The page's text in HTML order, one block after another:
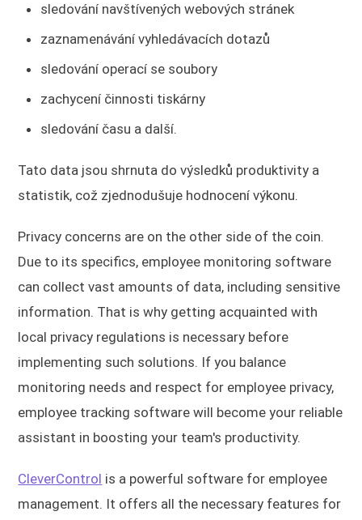
sledování navštívených webových stránek
zaznamenávání vyhledávacích dotazů
sledování operací se soubory
zachycení činnosti tiskárny
sledování času a další.
Tato data jsou shrnuta do výsledků produktivity a
statistik, což zjednodušuje hodnocení výkonu.
Privacy concerns are on the other side of the coin.
Due to its specifics, employee monitoring software
can collect vast amounts of data, including sensitive
information. That is why getting acquainted with
local privacy regulations is necessary before
implementing such solutions. If you balance
monitoring needs and respect for employee privacy,
employee tracking software will become your reliable
assistant in boosting your team's productivity.
CleverControl is a powerful software for employee
management. It offers all the necessary features for